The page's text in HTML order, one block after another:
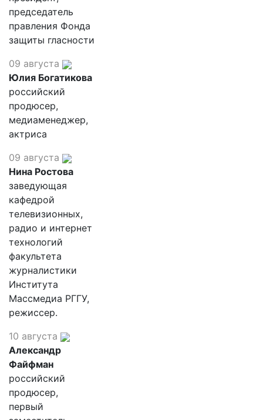
председатель
правления Фонда
защиты гласности
09 августа
Юлия Богатикова
российский
продюсер,
медиаменеджер,
актриса
09 августа
Нина Ростова
заведующая
кафедрой
телевизионных,
радио и интернет
технологий
факультета
журналистики
Института
Массмедиа РГГУ,
режиссер.
10 августа
Александр
Файфман
российский
продюсер,
первый